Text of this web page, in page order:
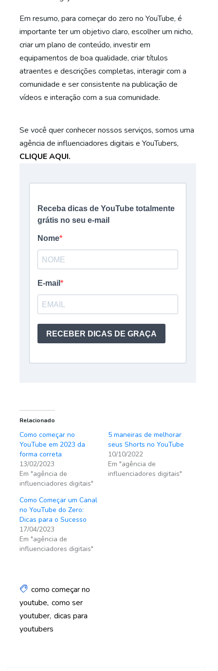
Em resumo, para começar do zero no YouTube, é
importante ter um objetivo claro, escolher um nicho,
criar um plano de conteúdo, investir em
equipamentos de boa qualidade, criar títulos
atraentes e descrições completas, interagir com a
comunidade e ser consistente na publicação de
vídeos e interação com a sua comunidade.
Se você quer conhecer nossos serviços, somos uma
agência de influenciadores digitais e YouTubers,
CLIQUE AQUI.
Relacionado
Como começar no
YouTube em 2023 da
forma correta
13/02/2023
Em "agência de
influenciadores digitais"
5 maneiras de melhorar
seus Shorts no YouTube
10/10/2022
Em "agência de
influenciadores digitais"
Como Começar um Canal
no YouTube do Zero:
Dicas para o Sucesso
17/04/2023
Em "agência de
influenciadores digitais"
como começar no
youtube como ser
youtuber dicas para
youtubers